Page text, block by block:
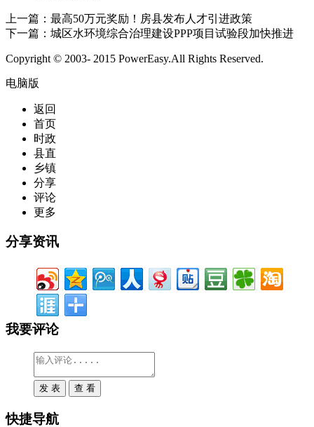
上一篇： 最高50万元奖励！房县发布人才引进政策
下一篇： 城区水环境综合治理建设PPP项目试验段加快推进
Copyright © 2003- 2015 PowerEasy.All Rights Reserved.
电脑版
返回
首页
时政
县直
乡镇
分享
评论
更多
分享资讯
我要评论
快捷导航